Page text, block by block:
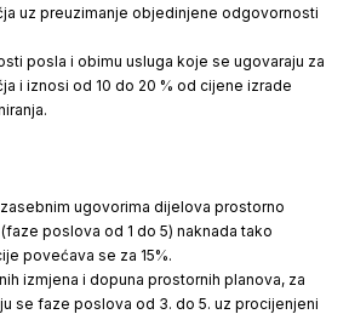
uz preuzimanje objedinjene odgovornosti
posla i obimu usluga koje se ugovaraju za
i iznosi od 10 do 20 % od cijene izrade
zasebnim ugovorima dijelova prostorno
poslova od 1 do 5) naknada tako
povećava se za 15%.
izmjena i dopuna prostornih planova, za
se faze poslova od 3. do 5. uz procijenjeni